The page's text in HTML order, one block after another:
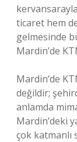
ticaret hem
gelmesinde
Mardin’de
Mardin’de
değildir;
anlamda
Mardin’deki
çok katmanlı